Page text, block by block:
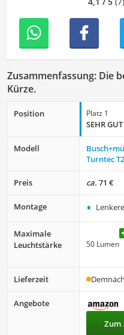
Zusammenfassung: Die
Kürze.
Position Platz 1
SEHR GUT
Modell
Turntec T2
Preis ca. 71 €
Montage •
Maximale
Leuchtstärke
50 Lumen
Lieferzeit
Angebote
Zum